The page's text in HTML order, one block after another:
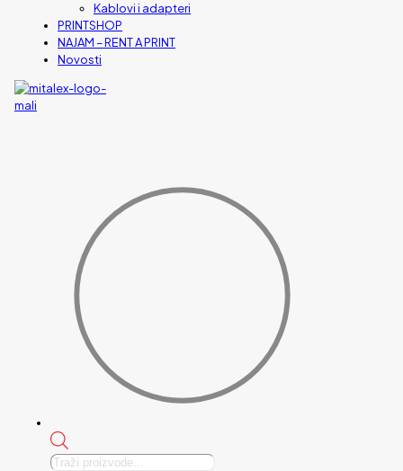
Kablovi i adapteri
PRINTSHOP
NAJAM – RENT A PRINT
Novosti
Products